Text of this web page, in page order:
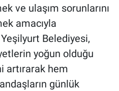
ve ulaşım sorunlarını
amacıyla
Belediyesi,
yoğun olduğu
artırarak hem
günlük